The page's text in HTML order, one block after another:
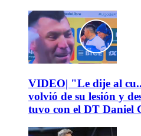
VIDEO| "Le dije al
volvió de su lesión y
tuvo con el DT Daniel